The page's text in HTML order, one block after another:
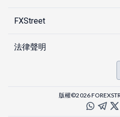
FXStreet
法律聲明
版權©2026